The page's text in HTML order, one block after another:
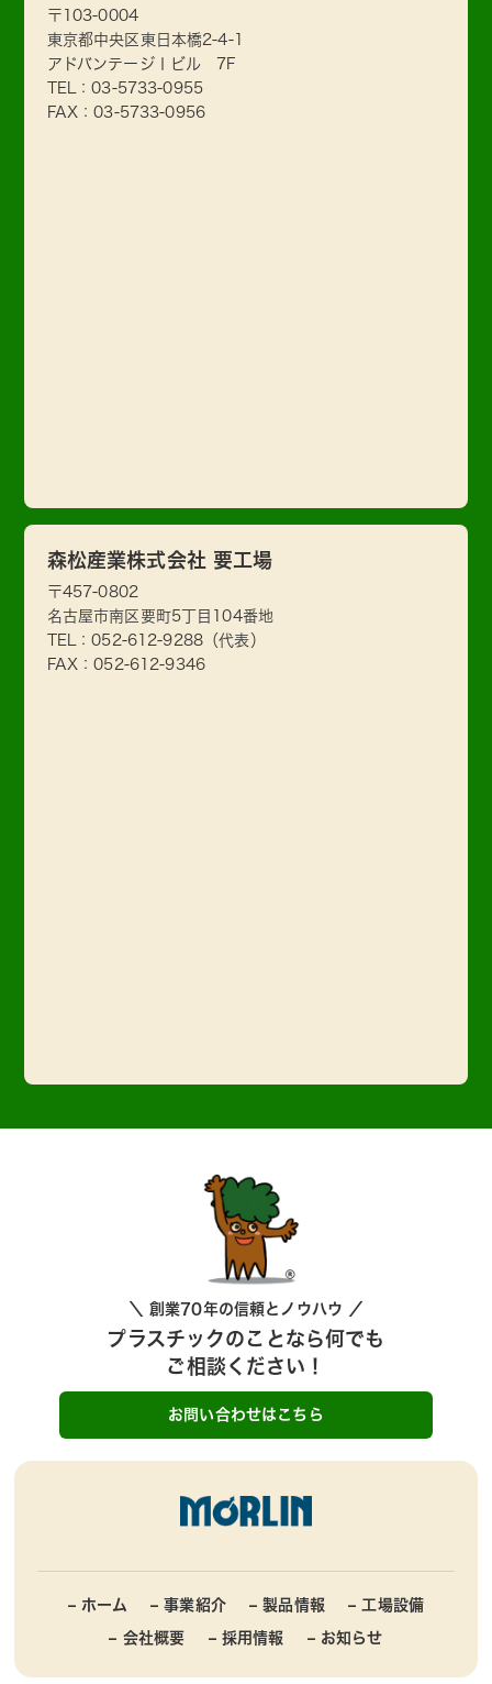
〒103-0004
東京都中央区東日本橋2-4-1
アドバンテージⅠビル 7F
TEL：03-5733-0955
FAX：03-5733-0956
森松産業株式会社 要工場
〒457-0802
名古屋市南区要町5丁目104番地
TEL：052-612-9288 （代表）
FAX：052-612-9346
＼ 創業70年の信頼とノウハウ ／
プラスチックのことなら何でも
ご相談ください！
お問い合わせはこちら
– ホーム – 事業紹介 – 製品情報 – 工場設備
– 会社概要 – 採用情報 – お知らせ